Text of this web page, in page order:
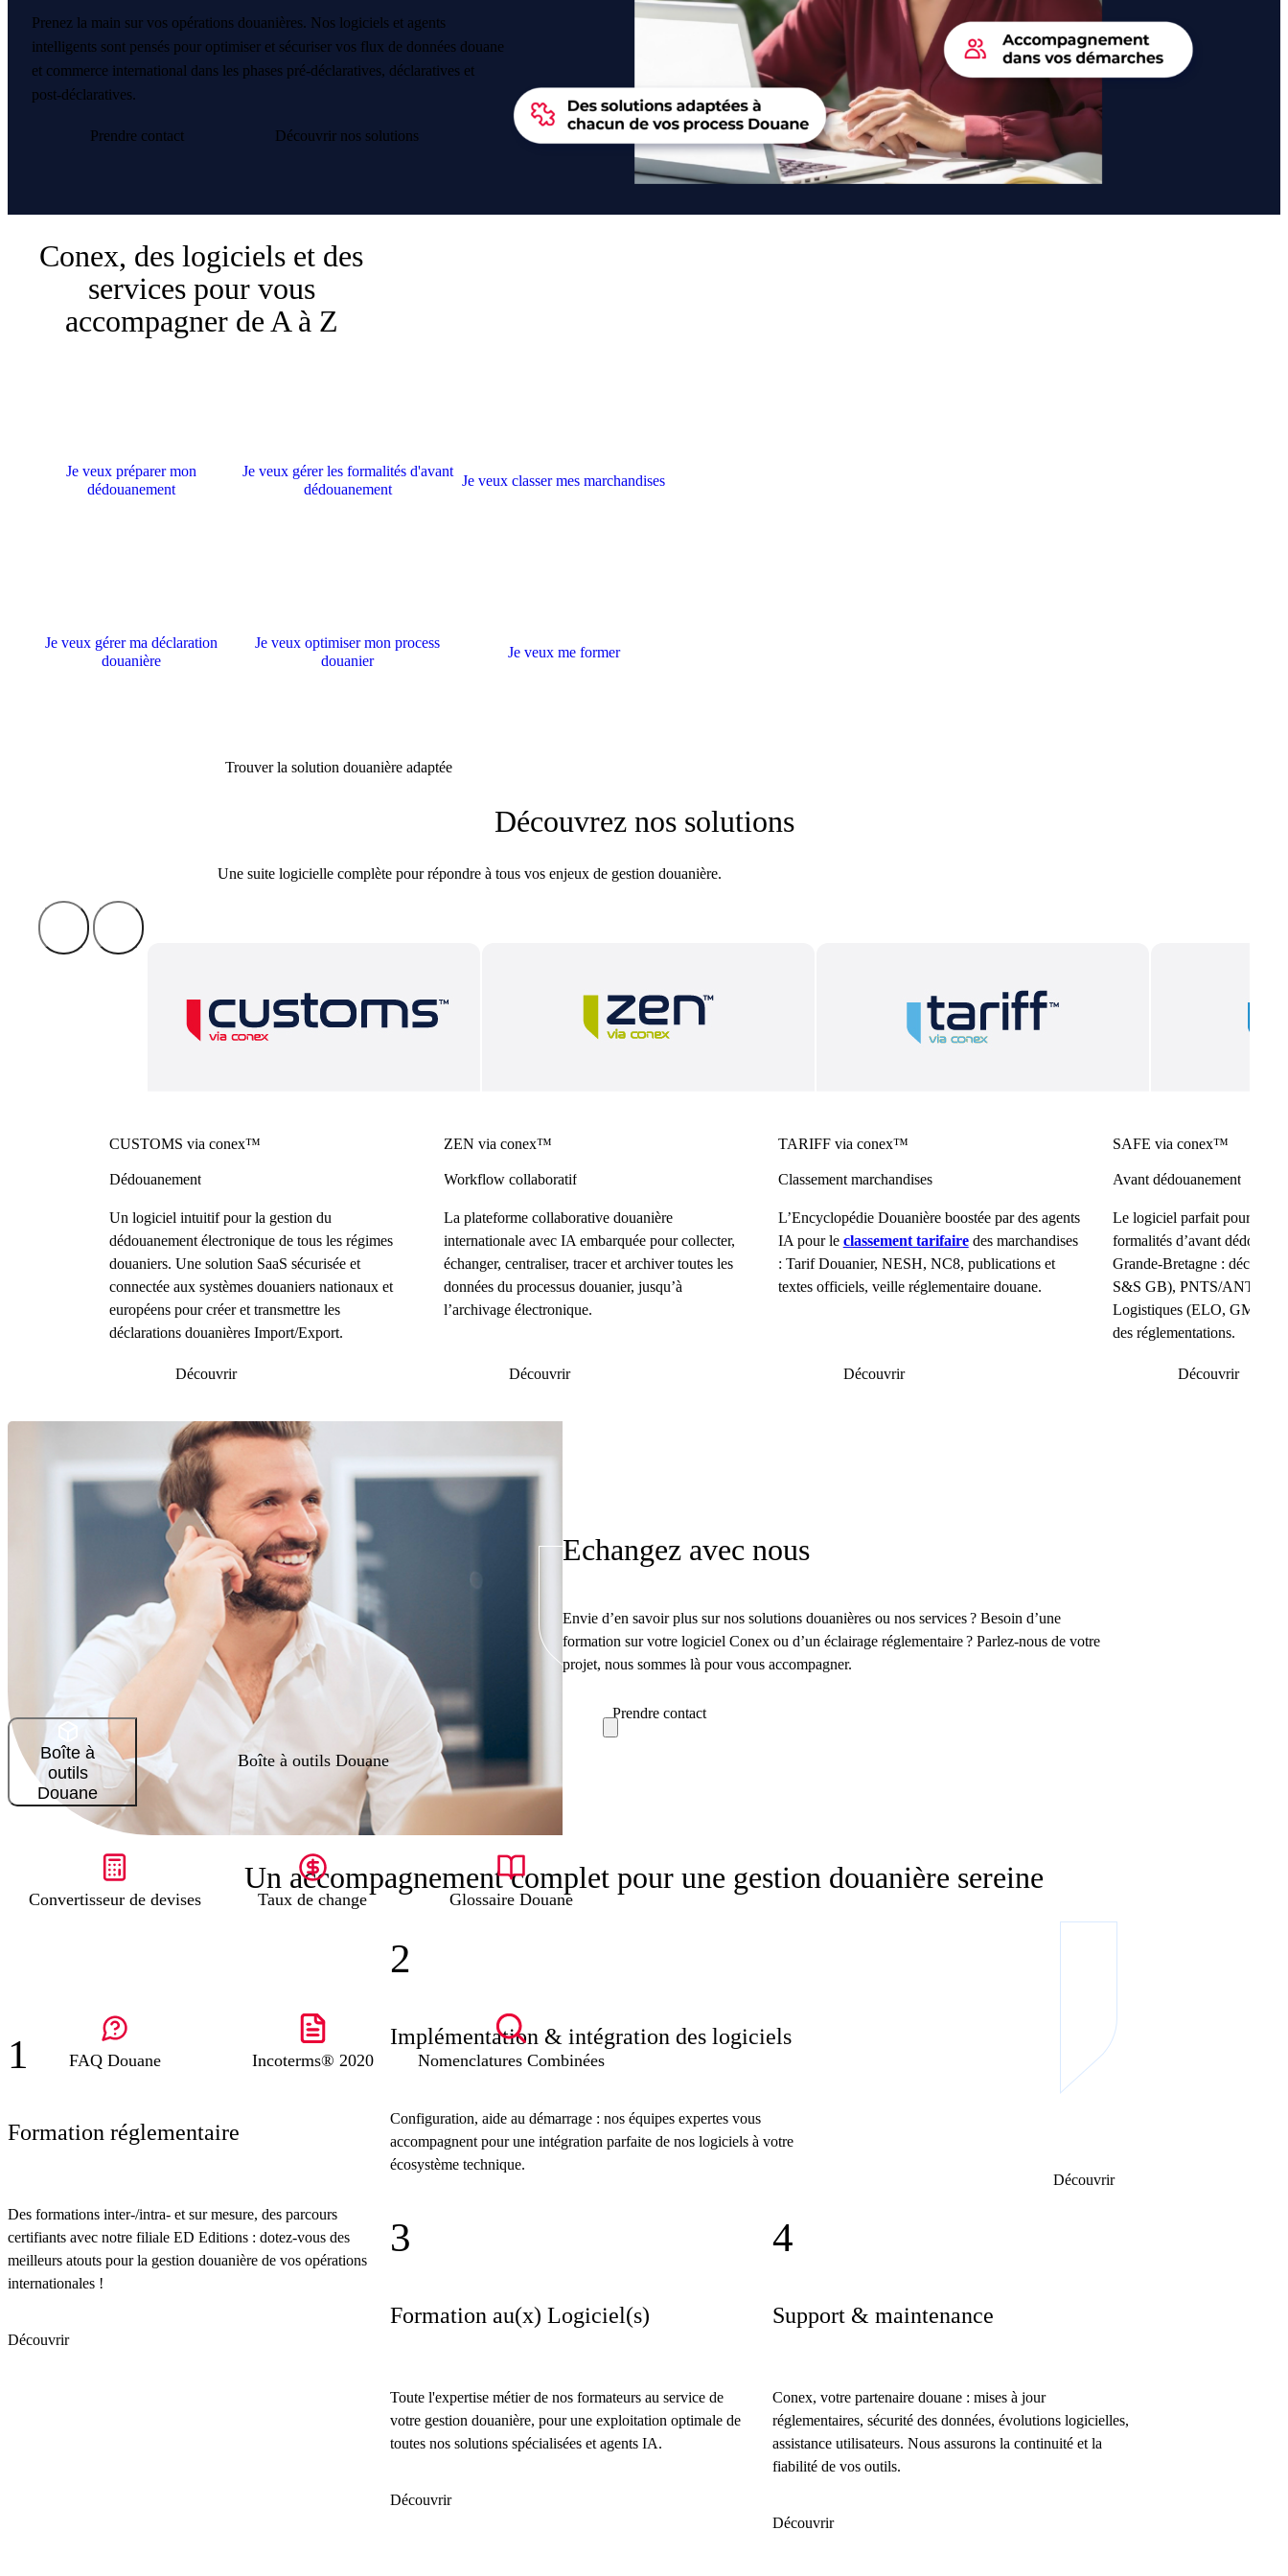
Prenez la main sur vos opérations douanières. Nos logiciels et agents
intelligents sont pensés pour optimiser et sécuriser vos flux de données douane
et commerce international dans les phases pré-déclaratives, déclaratives et
post-déclaratives.
Prendre contact Découvrir nos solutions
Conex, des logiciels et des
services pour vous
accompagner de A à Z
Je veux préparer mon
dédouanement
Je veux gérer les formalités d'avant
dédouanement
Je veux classer mes marchandises
Je veux gérer ma déclaration
douanière
Je veux optimiser mon process
douanier
Je veux me former
Trouver la solution douanière adaptée
Découvrez nos solutions
Une suite logicielle complète pour répondre à tous vos enjeux de gestion douanière.
CUSTOMS via conex™
Dédouanement
Un logiciel intuitif pour la gestion du
dédouanement électronique de tous les régimes
douaniers. Une solution SaaS sécurisée et
connectée aux systèmes douaniers nationaux et
européens pour créer et transmettre les
déclarations douanières Import/Export.
Découvrir
ZEN via conex™
Workflow collaboratif
La plateforme collaborative douanière
internationale avec IA embarquée pour collecter,
échanger, centraliser, tracer et archiver toutes les
données du processus douanier, jusqu’à
l’archivage électronique.
Découvrir
TARIFF via conex™
Classement marchandises
L’Encyclopédie Douanière boostée par des agents
IA pour le classement tarifairedes marchandises
: Tarif Douanier, NESH, NC8, publications et
textes officiels, veille réglementaire douane.
Découvrir
SAFE via conex™
Avant dédouanement
Le logiciel parfait pour gérer
formalités d’avant
Grande-Bretagne :
S&S GB), PNTS/ANTES et
Logistiques (ELO, GMR,
des réglementations.
Découvrir
Echangez avec nous
Envie d’en savoir plus sur nos solutions douanières ou nos services ? Besoin d’une
formation sur votre logiciel Conex ou d’un éclairage réglementaire ? Parlez-nous de votre
projet, nous sommes là pour vous accompagner.
Prendre contact
Un accompagnement complet pour une gestion douanière sereine
1
Formation réglementaire
Des formations inter-/intra- et sur mesure, des parcours
certifiants avec notre filiale ED Editions : dotez-vous des
meilleurs atouts pour la gestion douanière de vos opérations
internationales !
Découvrir
2
Implémentation & intégration des logiciels
Configuration, aide au démarrage : nos équipes expertes vous
accompagnent pour une intégration parfaite de nos logiciels à votre
écosystème technique.
Découvrir
3
Formation au(x) Logiciel(s)
Toute l'expertise métier de nos formateurs au service de
votre gestion douanière, pour une exploitation optimale de
toutes nos solutions spécialisées et agents IA.
Découvrir
4
Support & maintenance
Conex, votre partenaire douane : mises à jour
réglementaires, sécurité des données, évolutions logicielles,
assistance utilisateurs. Nous assurons la continuité et la
fiabilité de vos outils.
Découvrir
Boîte à
outils
Douane
Boîte à outils Douane
Convertisseur de devises Taux de change Glossaire Douane
FAQ Douane Incoterms® 2020 Nomenclatures Combinées